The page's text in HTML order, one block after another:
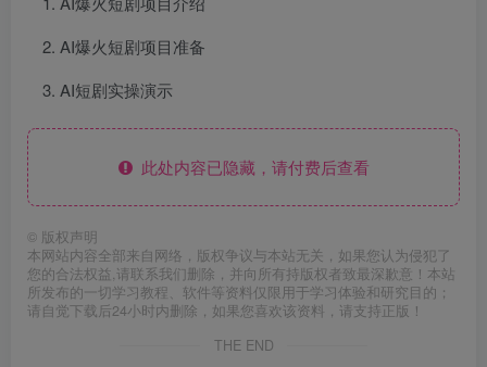
AI爆火短剧项目准备
AI短剧实操演示
此处内容已隐藏，请付费后查看
© 版权声明
本网站内容全部来自网络，版权争议与本站无关，如果您认为侵犯了
您的合法权益,请联系我们删除，并向所有持版权者致最深歉意！本站
所发布的一切学习教程、软件等资料仅限用于学习体验和研究目的；
请自觉下载后24小时内删除，如果您喜欢该资料，请支持正版！
THE END